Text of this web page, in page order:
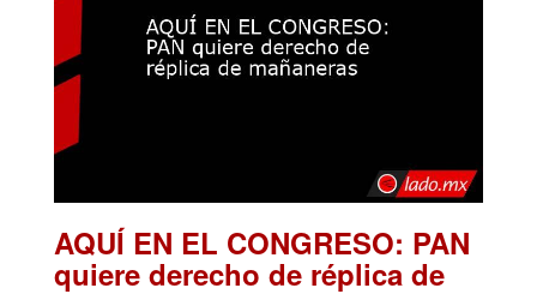
AQUÍ EN EL CONGRESO: PAN
quiere derecho de réplica de